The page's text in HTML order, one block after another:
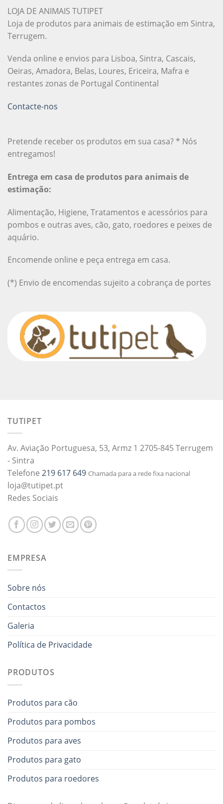
LOJA DE ANIMAIS TUTIPET
Loja de produtos para animais de estimação em Sintra,
Terrugem.
Venda online e envios para Lisboa, Sintra, Cascais,
Oeiras, Amadora, Belas, Loures, Ericeira, Mafra e
restantes zonas de Portugal Continental
Contacte-nos
Pretende receber os produtos em sua casa? * Nós
entregamos!
Entrega em casa de produtos para animais de
estimação:
Alimentação, Higiene, Tratamentos e acessórios para
pombos e outras aves, cão, gato, roedores e peixes de
aquário.
Encomende online e peça entrega em casa.
(*) Envio de encomendas sujeito a cobrança de portes
TUTIPET
Av. Aviação Portuguesa, 53, Armz 1 2705-845 Terrugem
- Sintra
Telefone 219 617 649 Chamada para a rede fixa nacional
loja@tutipet.pt
Redes Sociais
EMPRESA
Sobre nós
Contactos
Galeria
Política de Privacidade
PRODUTOS
Produtos para cão
Produtos para pombos
Produtos para aves
Produtos para gato
Produtos para roedores